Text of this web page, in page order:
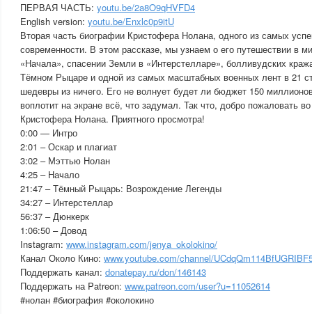
ПЕРВАЯ ЧАСТЬ: youtu.be/2a8O9qHVFD4
English version: youtu.be/Enxlc0p9itU
Вторая часть биографии Кристофера Нолана, одного из самых
современности. В этом рассказе, мы узнаем о его путешествии в
«Начала», спасении Земли в «Интерстелларе», болливудских
Тёмном Рыцаре и одной из самых масштабных военных лент в 21
шедевры из ничего. Его не волнует будет ли бюджет 150
воплотит на экране всё, что задумал. Так что, добро пожаловать
Кристофера Нолана. Приятного просмотра!
0:00 — Интро
2:01 – Оскар и плагиат
3:02 – Мэттью Нолан
4:25 – Начало
21:47 – Тёмный Рыцарь: Возрождение Легенды
34:27 – Интерстеллар
56:37 – Дюнкерк
1:06:50 – Довод
Instagram: www.instagram.com/jenya_okolokino/
Канал Около Кино: www.youtube.com/channel/
Поддержать канал: donatepay.ru/don/146143
Поддержать на Patreon: www.patreon.com/user?u=11052614
#нолан #биография #околокино